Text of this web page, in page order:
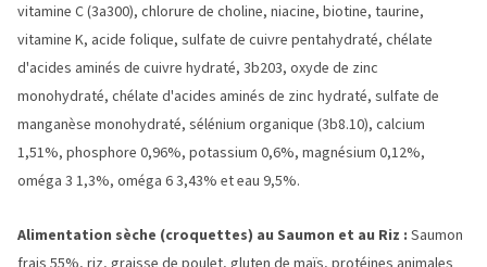
vitamine C (3a300), chlorure de choline, niacine, biotine, taurine,
vitamine K, acide folique, sulfate de cuivre pentahydraté, chélate
d'acides aminés de cuivre hydraté, 3b203, oxyde de zinc
monohydraté, chélate d'acides aminés de zinc hydraté, sulfate de
manganèse monohydraté, sélénium organique (3b8.10), calcium
1,51%, phosphore 0,96%, potassium 0,6%, magnésium 0,12%,
oméga 3 1,3%, oméga 6 3,43% et eau 9,5%.
Alimentation sèche (croquettes) au Saumon et au Riz : Saumon